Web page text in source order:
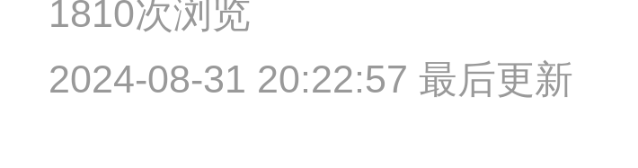
1810次浏览
2024-08-31 20:22:57 最后更新